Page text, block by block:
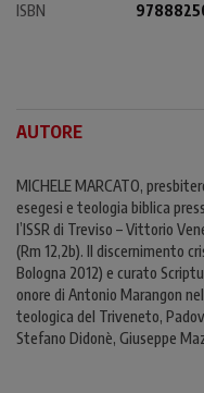
ISBN
AUTORE
MICHELE MARCATO,
esegesi e teologia biblica
l’ISSR di Treviso – Vittorio
(Rm 12,2b). Il discernimento
Bologna 2012) e curato
onore di Antonio Marangon
teologica del Triveneto,
Stefano Didonè, Giuseppe